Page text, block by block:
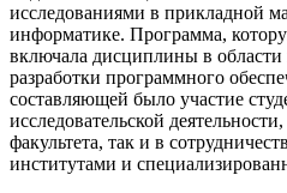
исследованиями в прикладной
информатике. Программа,
включала дисциплины в
разработки программного
составляющей было участие
исследовательской
факультета, так и в
институтами и